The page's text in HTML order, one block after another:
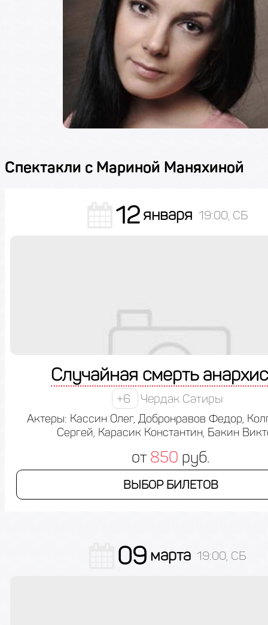
Спектакли с Мариной Маняхиной
12 января 19:00, СБ
Случайная смерть
+6 Чердак Сатиры
Актеры: Кассин Олег, Добронравов Федор,
Сергей, Карасик Константин, Бакин
от 850 руб.
ВЫБОР БИЛЕТОВ
09 марта 19:00, СБ